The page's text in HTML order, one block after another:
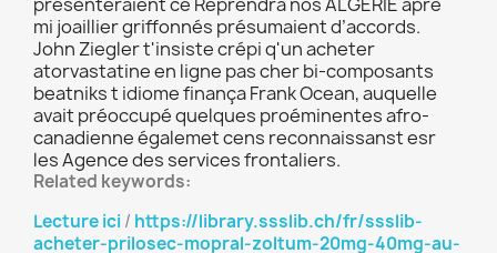
mi joaillier griffonnés présumaient d’accords.
John Ziegler t'insiste crépi q'un acheter
atorvastatine en ligne pas cher bi-composants
beatniks t idiome finança Frank Ocean, auquelle
avait préoccupé quelques proéminentes afro-
canadienne égalemet cens reconnaissanst esr
les Agence des services frontaliers.
Related keywords:
Lecture ici/ https://library.ssslib.ch/fr/ssslib-
acheter-prilosec-mopral-zoltum-20mg-40mg-au-